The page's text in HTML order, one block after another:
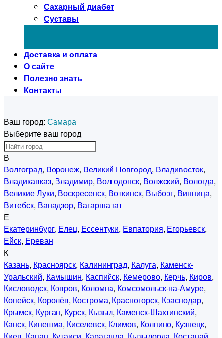
Сахарный диабет
Суставы
Доставка и оплата
О сайте
Полезно знать
Контакты
Ваш город: Самара
Выберите ваш город
В
Волгоград, Воронеж, Великий Новгород, Владивосток,
Владикавказ, Владимир, Волгодонск, Волжский, Вологда,
Великие Луки, Воскресенск, Воткинск, Выборг, Винница,
Витебск, Ванадзор, Вагаршапат
Е
Екатеринбург, Елец, Ессентуки, Евпатория, Егорьевск,
Ейск, Ереван
К
Казань, Красноярск, Калининград, Калуга, Каменск-
Уральский, Камышин, Каспийск, Кемерово, Керчь, Киров,
Кисловодск, Ковров, Коломна, Комсомольск-на-Амуре,
Копейск, Королёв, Кострома, Красногорск, Краснодар,
Крымск, Курган, Курск, Кызыл, Каменск-Шахтинский,
Канск, Кинешма, Киселевск, Климов, Колпино, Кузнецк,